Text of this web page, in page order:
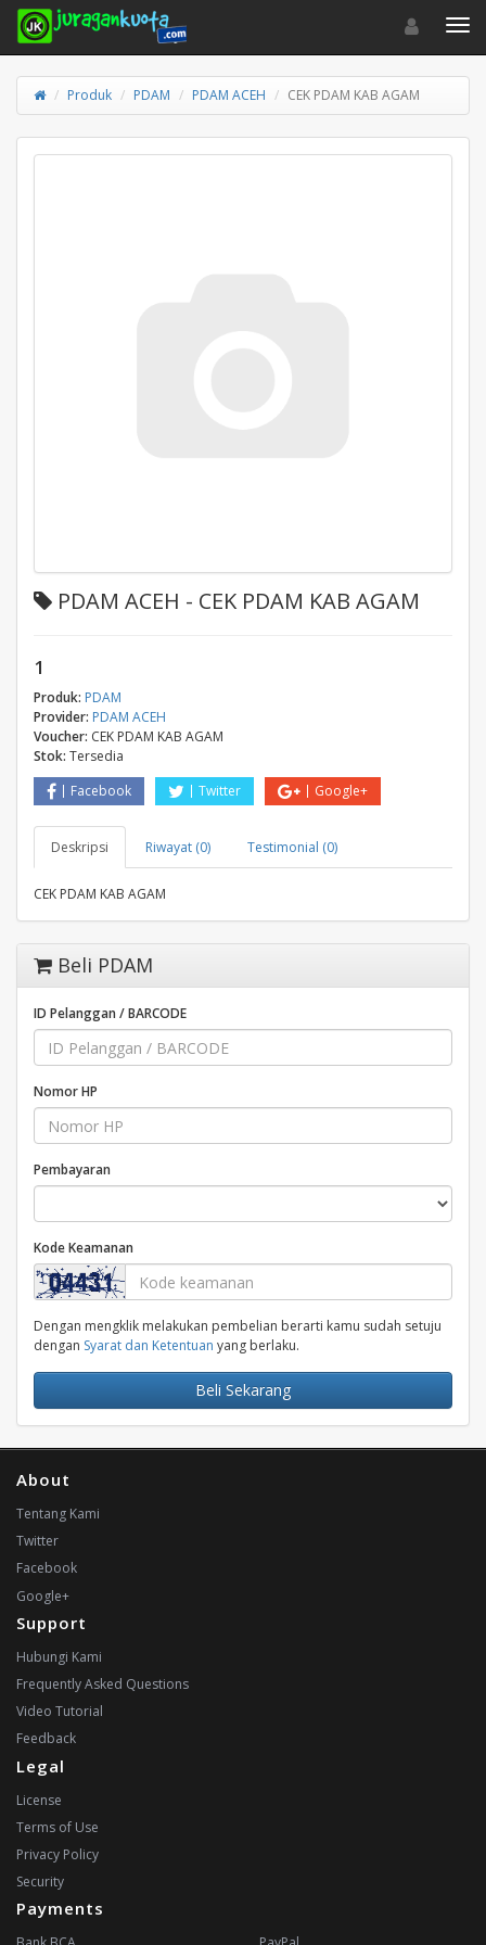
Toggle
Produk PDAM PDAM ACEH CEK PDAM KAB AGAM
PDAM ACEH - CEK PDAM KAB AGAM
1
Produk: PDAM
Provider: PDAM ACEH
Voucher: CEK PDAM KAB AGAM
Stok: Tersedia
Facebook
Twitter Google+
Deskripsi Riwayat (0) Testimonial (0)
CEK PDAM KAB AGAM
Beli PDAM
ID Pelanggan / BARCODE
Nomor HP
Pembayaran
Kode Keamanan
Dengan mengklik melakukan pembelian berarti kamu sudah setuju
dengan Syarat dan Ketentuan yang berlaku.
Beli Sekarang
About
Tentang Kami
Twitter
Facebook
Google+
Support
Hubungi Kami
Frequently Asked Questions
Video Tutorial
Feedback
Legal
License
Terms of Use
Privacy Policy
Security
Payments